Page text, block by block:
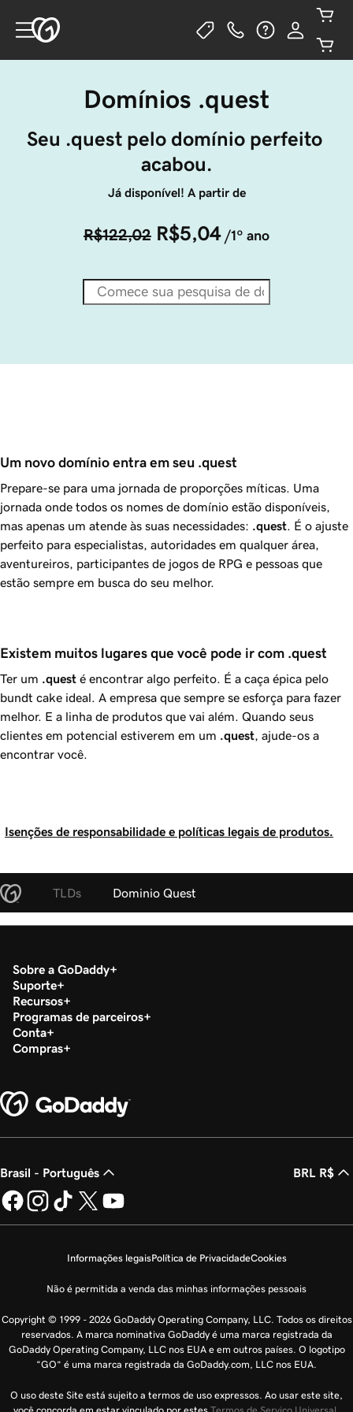
Domínios .quest
Seu .quest pelo domínio perfeito
acabou.
Já disponível! A partir de
R$122,02 R$5,04 /1º ano
Um novo domínio entra em seu .quest
Prepare-se para uma jornada de proporções míticas. Uma
jornada onde todos os nomes de domínio estão disponíveis,
mas apenas um atende às suas necessidades: .quest . É o ajuste
perfeito para especialistas, autoridades em qualquer área,
aventureiros, participantes de jogos de RPG e pessoas que
estão sempre em busca do seu melhor.
Existem muitos lugares que você pode ir com .quest
Ter um .quest é encontrar algo perfeito. É a caça épica pelo
bundt cake ideal. A empresa que sempre se esforça para fazer
melhor. E a linha de produtos que vai além. Quando seus
clientes em potencial estiverem em um .quest , ajude-os a
encontrar você.
Isenções de responsabilidade e políticas legais de produtos.
TLDs Dominio Quest
Sobre a GoDaddy
Suporte
Recursos
Programas de parceiros
Conta
Compras
Brasil - Português BRL R$
Informações legaisPolítica de PrivacidadeCookies
Não é permitida a venda das minhas informações pessoais
Copyright © 1999 - 2026 GoDaddy Operating Company, LLC. Todos os direitos
reservados. A marca nominativa GoDaddy é uma marca registrada da
GoDaddy Operating Company, LLC nos EUA e em outros países. O logotipo
“GO” é uma marca registrada da GoDaddy.com, LLC nos EUA.
O uso deste Site está sujeito a termos de uso expressos. Ao usar este site,